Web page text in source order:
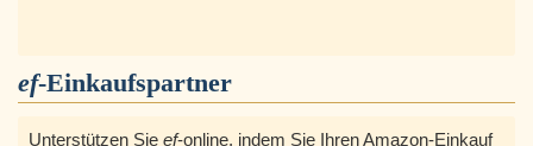
ef-Einkaufspartner
Unterstützen Sie ef-online, indem Sie Ihren Amazon-Einkauf